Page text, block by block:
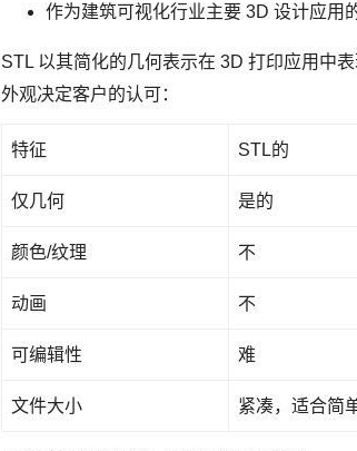
作为建筑可视化行业主要 3D 设计应用
STL 以其简化的几何表示在 3D 打印应用中
外观决定客户的认可：
特征 STL的
仅几何 是的
颜色/纹理 不
动画 不
可编辑性 难
文件大小 紧凑，适合简